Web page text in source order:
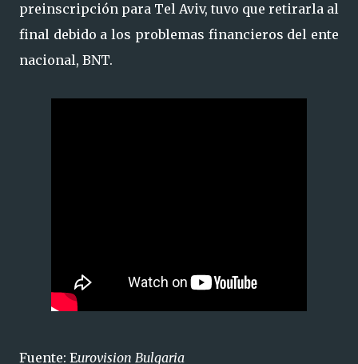
preinscripción para Tel Aviv, tuvo que retirarla al
final debido a los problemas financieros del ente
nacional, BNT.
Fuente: Eurovision Bulgaria